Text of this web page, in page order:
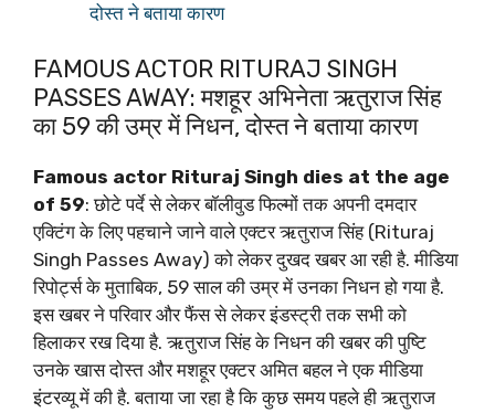
दोस्त ने बताया कारण
FAMOUS ACTOR RITURAJ SINGH
PASSES AWAY: मशहूर अभिनेता ऋतुराज सिंह
का 59 की उम्र में निधन, दोस्त ने बताया कारण
Famous actor Rituraj Singh dies at the age
of 59: छोटे पर्दे से लेकर बॉलीवुड फिल्मों तक अपनी दमदार
एक्टिंग के लिए पहचाने जाने वाले एक्टर ऋतुराज सिंह (Rituraj
Singh Passes Away) को लेकर दुखद खबर आ रही है. मीडिया
रिपोर्ट्स के मुताबिक, 59 साल की उम्र में उनका निधन हो गया है.
इस खबर ने परिवार और फैंस से लेकर इंडस्ट्री तक सभी को
हिलाकर रख दिया है. ऋतुराज सिंह के निधन की खबर की पुष्टि
उनके खास दोस्त और मशहूर एक्टर अमित बहल ने एक मीडिया
इंटरव्यू में की है. बताया जा रहा है कि कुछ समय पहले ही ऋतुराज